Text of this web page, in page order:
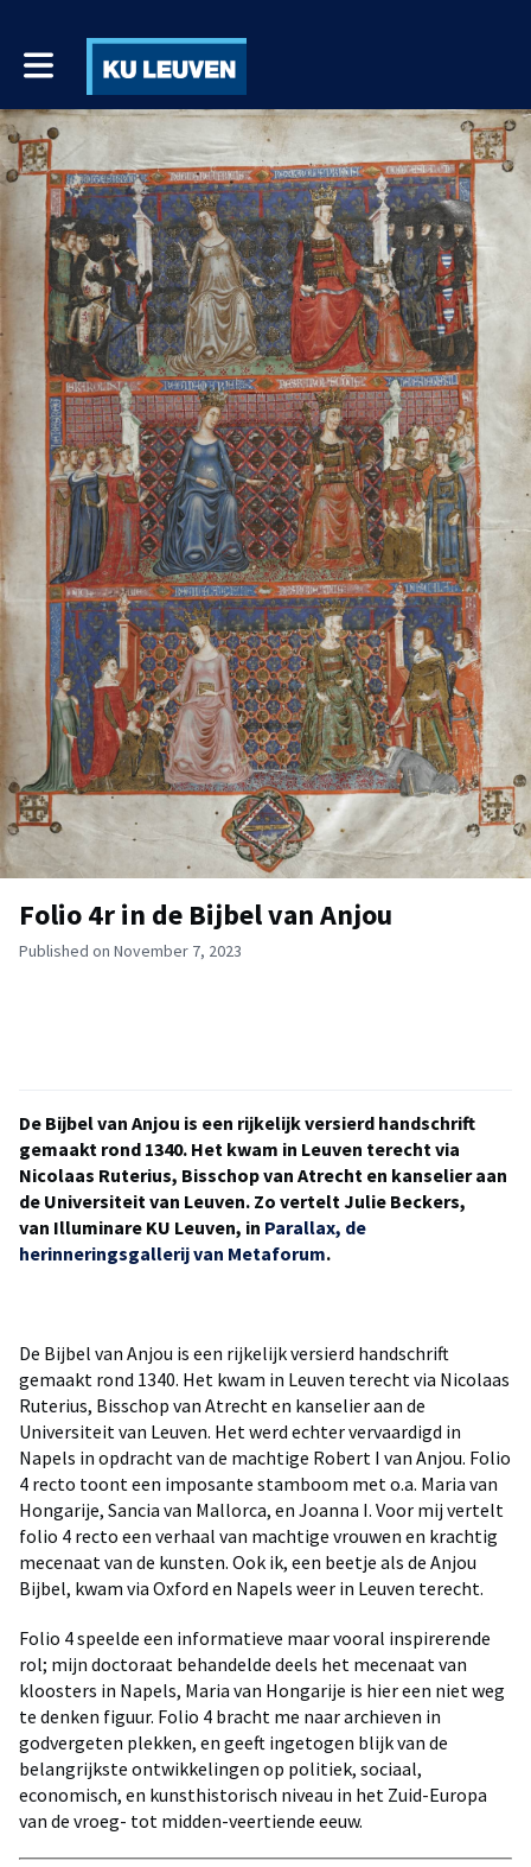
Toggle main navigation
Folio 4r in de Bijbel van Anjou
Published on November 7, 2023
De Bijbel van Anjou is een rijkelijk versierd handschrift
gemaakt rond 1340. Het kwam in Leuven terecht via
Nicolaas Ruterius, Bisschop van Atrecht en kanselier aan
de Universiteit van Leuven. Zo vertelt Julie Beckers,
van Illuminare KU Leuven, in Parallax, de
herinneringsgallerij van Metaforum.
De Bijbel van Anjou is een rijkelijk versierd handschrift
gemaakt rond 1340. Het kwam in Leuven terecht via Nicolaas
Ruterius, Bisschop van Atrecht en kanselier aan de
Universiteit van Leuven. Het werd echter vervaardigd in
Napels in opdracht van de machtige Robert I van Anjou. Folio
4 recto toont een imposante stamboom met o.a. Maria van
Hongarije, Sancia van Mallorca, en Joanna I. Voor mij vertelt
folio 4 recto een verhaal van machtige vrouwen en krachtig
mecenaat van de kunsten. Ook ik, een beetje als de Anjou
Bijbel, kwam via Oxford en Napels weer in Leuven terecht.
Folio 4 speelde een informatieve maar vooral inspirerende
rol; mijn doctoraat behandelde deels het mecenaat van
kloosters in Napels, Maria van Hongarije is hier een niet weg
te denken figuur. Folio 4 bracht me naar archieven in
godvergeten plekken, en geeft ingetogen blijk van de
belangrijkste ontwikkelingen op politiek, sociaal,
economisch, en kunsthistorisch niveau in het Zuid-Europa
van de vroeg- tot midden-veertiende eeuw.